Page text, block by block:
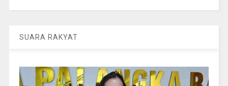
SUARA RAKYAT